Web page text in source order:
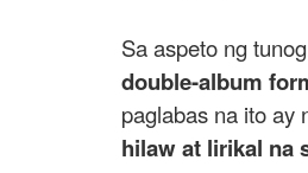
Sa aspeto ng
double-album
paglabas na ito ay
hilaw at lirikal na